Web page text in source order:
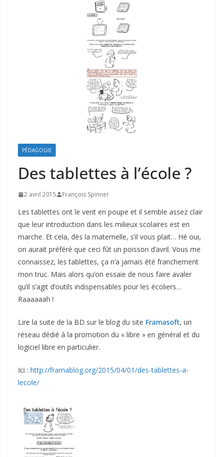
PÉDAGOGIE
Des tablettes à l’école ?
2 avril 2015 François Spinner
Les tablettes ont le vent en poupe et il semble assez clair
que leur introduction dans les milieux scolaires est en
marche. Et cela, dès la maternelle, s’il vous plait… Hé oui,
on aurait préféré que ceci fût un poisson d’avril. Vous me
connaissez, les tablettes, ça n’a jamais été franchement
mon truc. Mais alors qu’on essaie de nous faire avaler
qu’il s’agit d’outils indispensables pour les écoliers…
Raaaaaah !
Lire la suite de la BD sur le blog du site Framasoft, un
réseau dédié à la promotion du « libre » en général et du
logiciel libre en particulier.
Ici : http://framablog.org/2015/04/01/des-tablettes-a-
lecole/